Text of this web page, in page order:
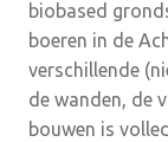
biobased
boeren in de
verschillende
de wanden, de
bouwen is